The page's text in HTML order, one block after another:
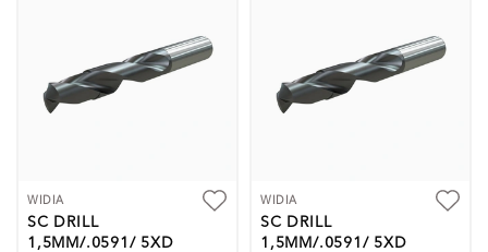
WIDIA
SC DRILL
1,5MM/.0591/ 5XD
WIDIA
SC DRILL
1,5MM/.0591/ 5XD